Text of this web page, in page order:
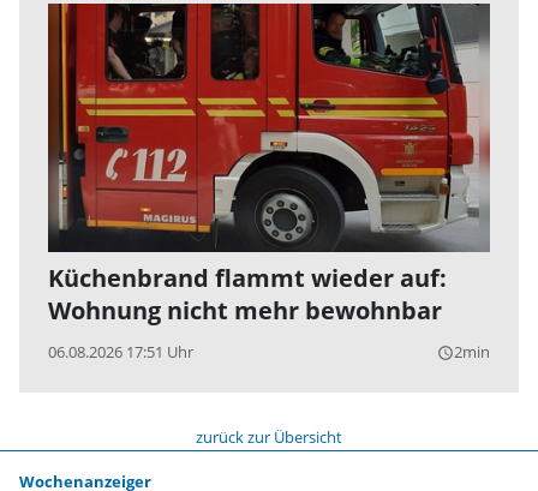
Küchenbrand flammt wieder auf:
Wohnung nicht mehr bewohnbar
06.08.2026 17:51 Uhr query_builder2min
zurück zur Übersicht
Wochenanzeiger